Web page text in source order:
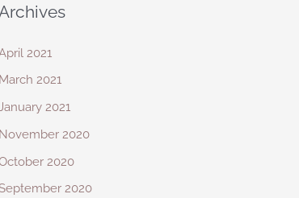
2021
March 2021
2021
November 2020
2020
2020